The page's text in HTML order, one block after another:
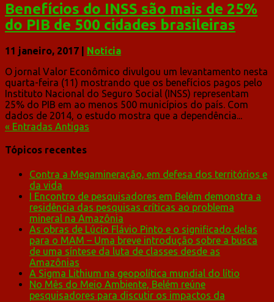
Benefícios do INSS são mais de 25%
do PIB de 500 cidades brasileiras
11 janeiro, 2017
Notícia
O jornal Valor Econômico divulgou um levantamento nesta
quarta-feira (11) mostrando que os benefícios pagos pelo
Instituto Nacional do Seguro Social (INSS) representam
25% do PIB em ao menos 500 municípios do país. Com
dados de 2014, o estudo mostra que a dependência...
« Entradas Antigas
Tópicos recentes
Contra a Megamineração, em defesa dos territórios e
da vida
I Encontro de pesquisadores em Belém demonstra a
residência das pesquisas críticas ao problema
mineral na Amazônia
As obras de Lúcio Flávio Pinto e o significado delas
para o MAM – Uma breve introdução sobre a busca
de uma síntese da luta de classes desde as
Amazônias
A Sigma Lithium na geopolítica mundial do lítio
No Mês do Meio Ambiente, Belém reúne
pesquisadores para discutir os impactos da